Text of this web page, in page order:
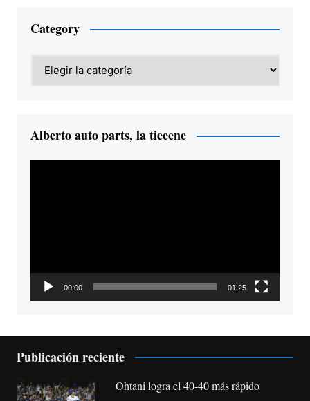
Category
Alberto auto parts, la tieeene
00:00 01:25
Publicación reciente
Ohtani logra el 40-40 más rápido